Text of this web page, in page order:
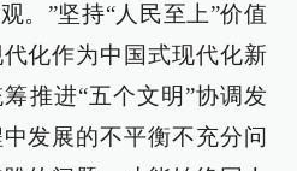
。”坚持“人民至上”价值
化作为中国式现代化新
推进“五个文明”协调发
发展的不平衡不充分问